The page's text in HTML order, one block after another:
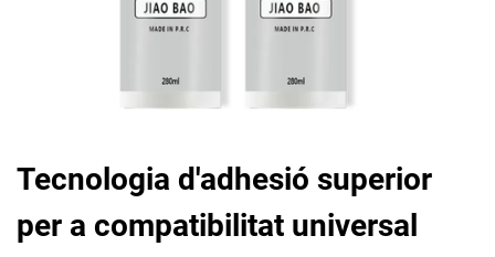
Tecnologia d'adhesió superior
per a compatibilitat universal